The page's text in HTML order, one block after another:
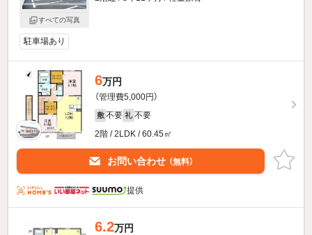
すべての写真
駐車場あり
6万円
（管理費5,000円）
敷 不要 礼 不要
2階 / 2LDK / 60.45㎡
お問い合わせ （無料）
提供
6.2万円